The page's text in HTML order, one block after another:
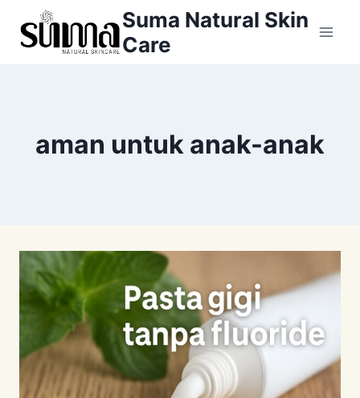
Suma Natural Skin
Care
aman untuk anak-anak